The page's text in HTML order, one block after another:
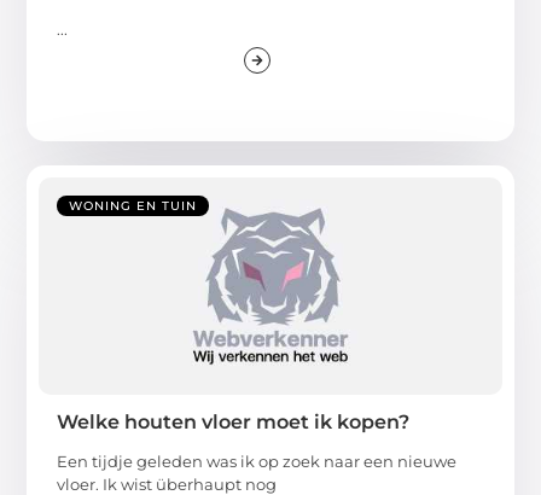
...
WONING EN TUIN
Welke houten vloer moet ik kopen?
Een tijdje geleden was ik op zoek naar een nieuwe
vloer. Ik wist überhaupt nog